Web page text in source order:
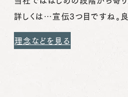
詳しくは…宣伝3つ目ですね。
理念などを見る